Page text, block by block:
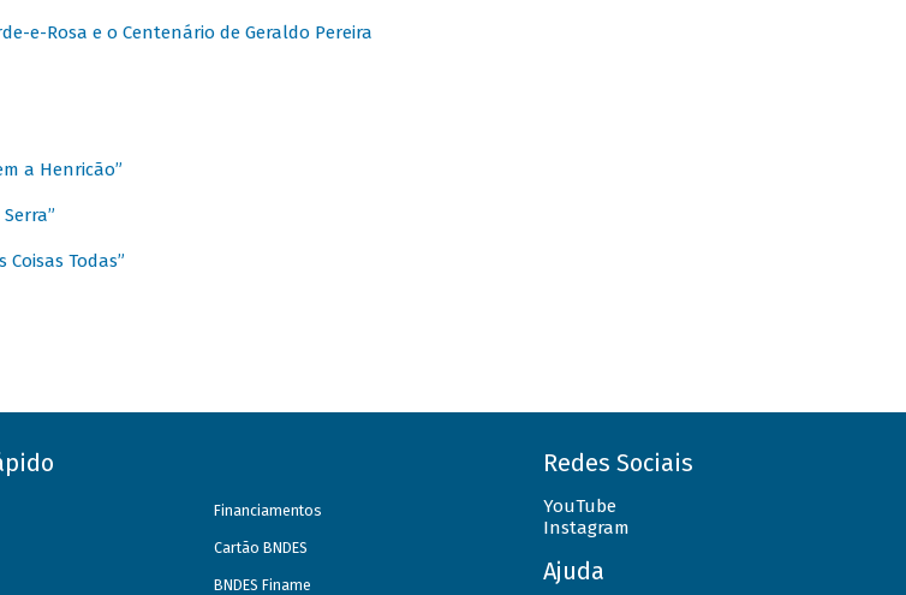
e-Rosa e o Centenário de Geraldo Pereira
a Henricão”
Coisas Todas”
Financiamentos
Cartão BNDES
BNDES Finame
Redes Sociais
YouTube
Instagram
Ajuda